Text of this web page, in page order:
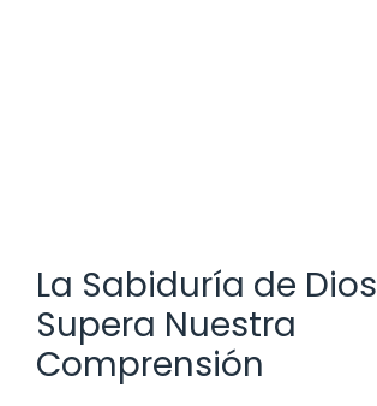
La Sabiduría de Dios
Supera Nuestra
Comprensión